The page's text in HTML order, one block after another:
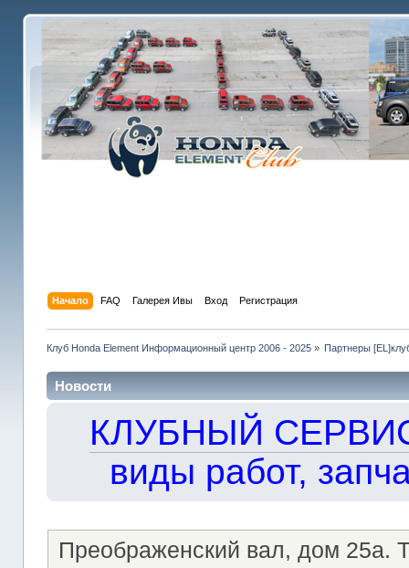
Начало FAQ Галерея Ивы Вход Регистрация
Клуб Honda Element Информационный центр 2006 - 2025» Партнеры
Новости
КЛУБНЫЙ
виды работ,
Преображенский вал, дом 25а.